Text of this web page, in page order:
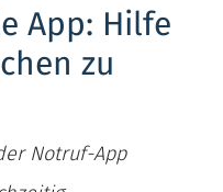
App: Hilfe
zu
Notruf-App